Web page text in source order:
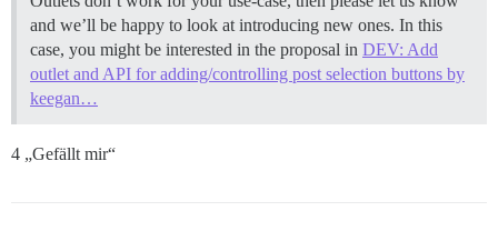
and we’ll be happy to look at introducing new ones. In this
case, you might be interested in the proposal in DEV: Add
outlet and API for adding/controlling post selection buttons by
keegan…
4 „Gefällt mir“